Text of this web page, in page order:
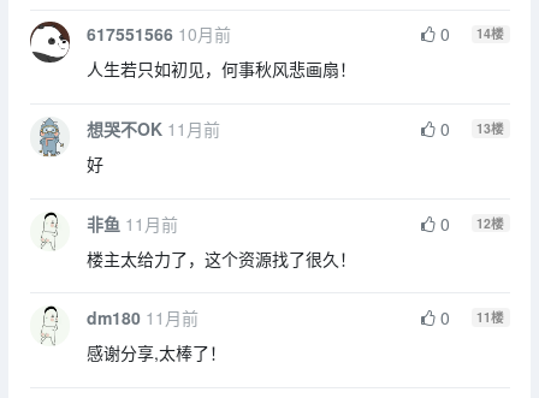
617551566 10月前 0 14楼
人生若只如初见，何事秋风悲画扇！
想哭不OK 11月前 0 13楼
好
非鱼 11月前 0 12楼
楼主太给力了，这个资源找了很久！
dm180 11月前 0 11楼
感谢分享,太棒了！